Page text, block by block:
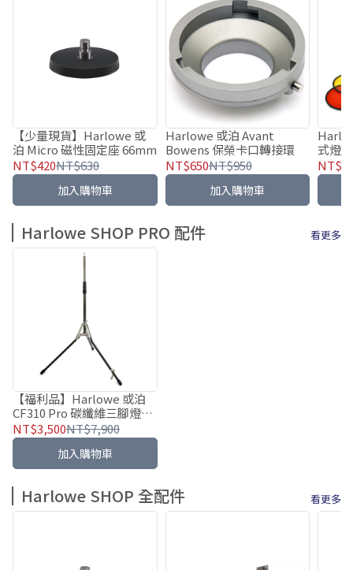
【少量現貨】Harlowe 或
泊 Micro 磁性固定座 66mm
NT$420NT$630
加入購物車
Harlowe 或泊 Avant
Bowens 保榮卡口轉接環
NT$650NT$950
加入購物車
式燈
Harlowe SHOP PRO 配件 看更多
【福利品】Harlowe 或泊
CF310 Pro 碳纖維三腳燈架
310cm
NT$3,500NT$7,900
加入購物車
Harlowe SHOP 全配件 看更多